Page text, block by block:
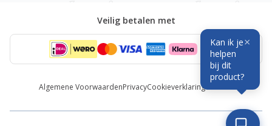
Algemene VoorwaardenPrivacyCookieverklaringCookies
Veilig betalen met
Kan ik je
helpen
bij dit
product?
×